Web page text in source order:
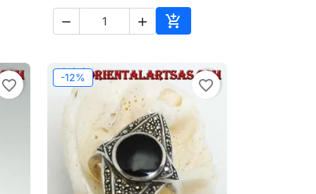
al carrello
  
Aggiungi al carrello
favorite_border -12% favorite_border